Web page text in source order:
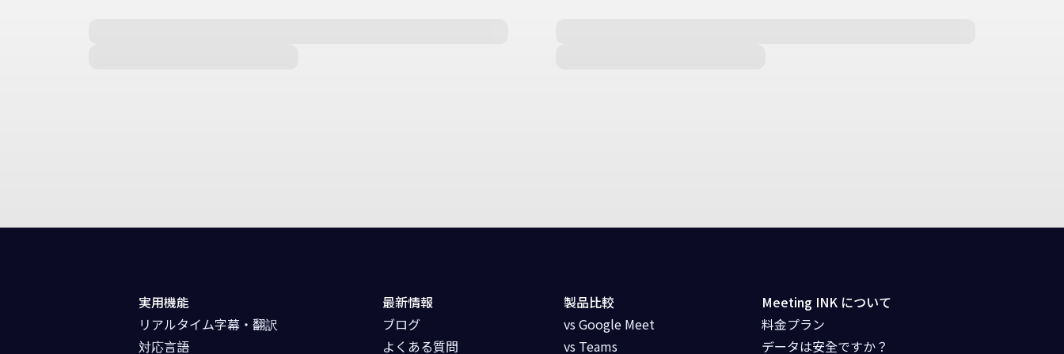
実用機能
リアルタイム字幕・翻訳
対応言語
最新情報
ブログ
よくある質問
製品比較
vs Google Meet
vs Teams
Meeting INK について
料金プラン
データは安全ですか？